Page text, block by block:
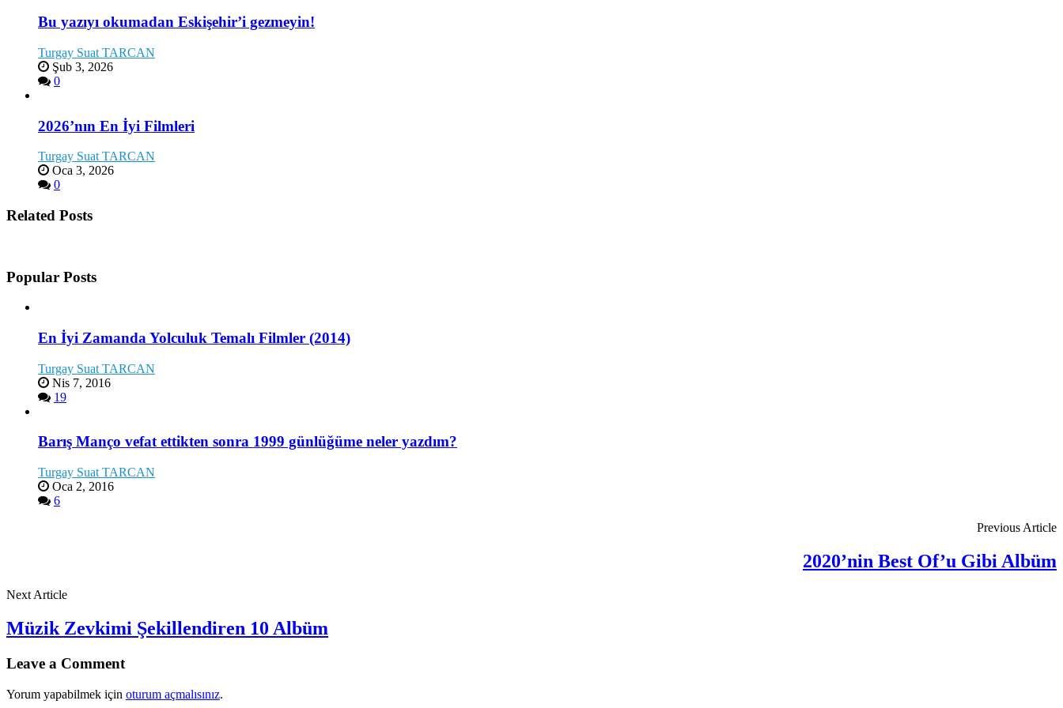
Bu yazıyı okumadan Eskişehir’i gezmeyin!
Turgay Suat TARCAN
Şub 3, 2026
0
2026’nın En İyi Filmleri
Turgay Suat TARCAN
Oca 3, 2026
0
Related Posts
Popular Posts
En İyi Zamanda Yolculuk Temalı Filmler (2014)
Turgay Suat TARCAN
Nis 7, 2016
19
Barış Manço vefat ettikten sonra 1999 günlüğüme neler yazdım?
Turgay Suat TARCAN
Oca 2, 2016
6
Previous Article
2020’nin Best Of’u Gibi Albüm
Next Article
Müzik Zevkimi Şekillendiren 10 Albüm
Leave a Comment
Yorum yapabilmek için oturum açmalısınız.